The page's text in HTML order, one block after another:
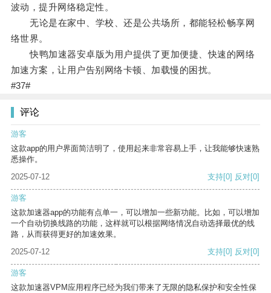
波动，提升网络稳定性。
无论是在家中、学校、还是公共场所，都能轻松畅享网
络世界。
快鸭加速器安卓版为用户提供了更加便捷、快速的网络
加速方案，让用户告别网络卡顿、加载慢的困扰。
#37#
评论
游客
这款app的用户界面简洁明了，使用起来非常容易上手，让我能够快速熟
悉操作。
2025-07-12
支持[0] 反对[0]
游客
这款加速器app的功能有点单一，可以增加一些新功能。比如，可以增加
一个自动切换线路的功能，这样就可以根据网络情况自动选择最优的线
路，从而获得更好的加速效果。
2025-07-12
支持[0] 反对[0]
游客
这款加速器VPM应用程序已经为我们带来了无限的隐私保护和安全性保